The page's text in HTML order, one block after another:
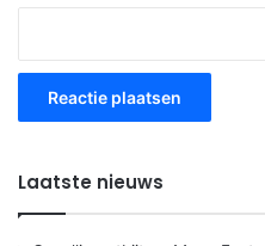
Laatste nieuws